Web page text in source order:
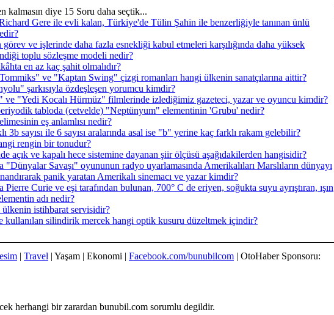
kalmasın diye 15 Soru daha seçtik...
Gere ile evli kalan, Türkiye'de Tülin Şahin ile benzerliğiyle tanınan ünlü
görev ve işlerinde daha fazla esnekliği kabul etmeleri karşılığında daha yüksek
toplu sözleşme modeli nedir?
en az kaç şahit olmalıdır?
ve "Kaptan Swing" çizgi romanları hangi ülkenin sanatçılarına aittir?
şarkısıyla özdeşleşen yorumcu kimdir?
ve "Yedi Kocalı Hürmüz" filmlerinde izlediğimiz gazeteci, yazar ve oyuncu kimdir?
tabloda (cetvelde) "Neptünyum" elementinin 'Grubu' nedir?
eş anlamlısı nedir?
3b sayısı ile 6 sayısı aralarında asal ise "b" yerine kaç farklı rakam gelebilir?
rengin bir tonudur?
açık ve kapalı hece sistemine dayanan şiir ölçüsü aşağıdakilerden hangisidir?
"Dünyalar Savaşı" oyununun radyo uyarlamasında Amerikalıları Marslıların dünyayı
panik yaratan Amerikalı sinemacı ve yazar kimdir?
Pierre Curie ve eşi tarafından bulunan, 700° C de eriyen, soğukta suyu ayrıştıran, ışın
adı nedir?
ülkenin istihbarat servisidir?
kullanılan silindirik mercek hangi optik kusuru düzeltmek içindir?
| Travel | Yaşam | Ekonomi | Facebook.com/bunubilcom | OtoHaber Sponsoru:
herhangi bir zarardan bunubil.com sorumlu degildir.